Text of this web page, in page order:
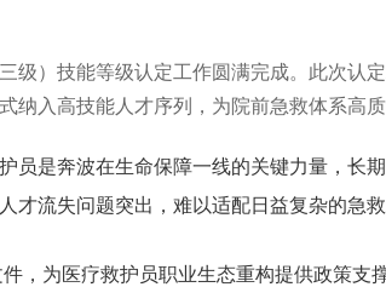
）技能等级认定工作圆满完成。此次认
入高技能人才序列，为院前急救体系高质
是奔波在生命保障一线的关键力量，长
流失问题突出，难以适配日益复杂的急救
为医疗救护员职业生态重构提供政策支